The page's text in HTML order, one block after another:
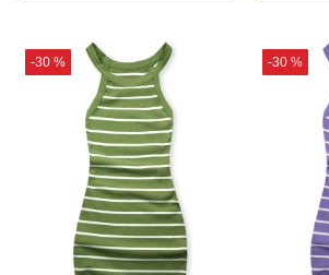
-30 % -30 %